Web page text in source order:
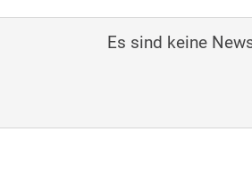
Es sind keine